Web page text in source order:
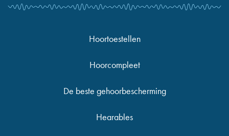
Hoortoestellen
Hoorcompleet
De beste gehoorbescherming
Hearables